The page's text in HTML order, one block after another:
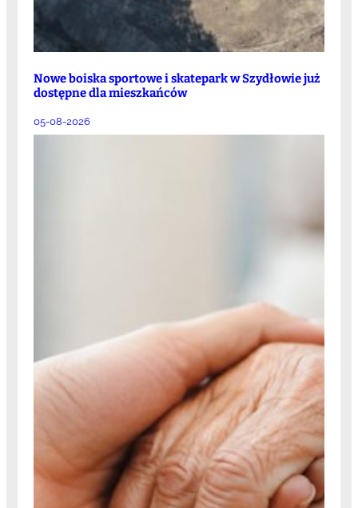
Nowe boiska sportowe i skatepark w Szydłowie już
dostępne dla mieszkańców
05-08-2026